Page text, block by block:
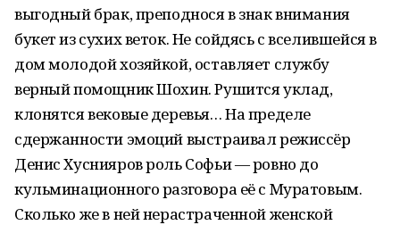
выгодный брак, преподнося в знак внимания
букет из сухих веток. Не сойдясь с вселившейся в
дом молодой хозяйкой, оставляет службу
верный помощник Шохин. Рушится уклад,
клонятся вековые деревья… На пределе
сдержанности эмоций выстраивал режиссёр
Денис Хуснияров роль Софьи — ровно до
кульминационного разговора её с Муратовым.
Сколько же в ней нерастраченной женской